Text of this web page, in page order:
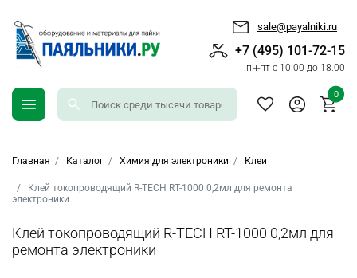
sale@payalniki.ru
+7 (495) 101-72-15
пн-пт с 10.00 до 18.00
0
Главная Каталог Химия для электроники Клеи
Клей токопроводящий R-TECH RT-1000 0,2мл для ремонта
электроники
Клей токопроводящий R-TECH RT-1000 0,2мл для
ремонта электроники